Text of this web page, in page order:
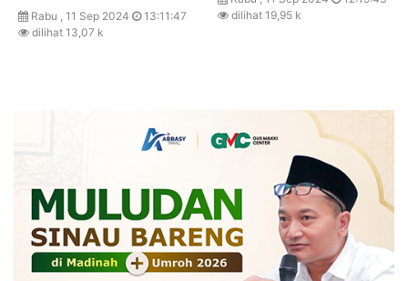
Rabu , 11 Sep 2024
13:11:47
dilihat 13,07 k
dilihat 19,95 k